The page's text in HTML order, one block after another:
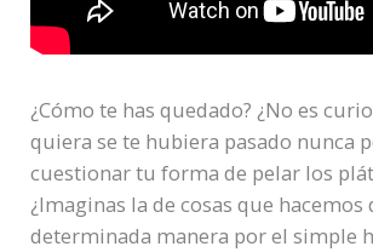
¿Cómo te has quedado? ¿No es
quiera se te hubiera pasado nunca
cuestionar tu forma de pelar los
¿Imaginas la de cosas que hacemos
determinada manera por el simple